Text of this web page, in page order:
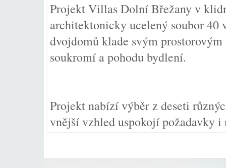
Projekt Villas Dolní Břežany v
architektonicky ucelený soubor
dvojdomů klade svým
soukromí a pohodu bydlení.
Projekt nabízí výběr z deseti
vnější vzhled uspokojí požadavky